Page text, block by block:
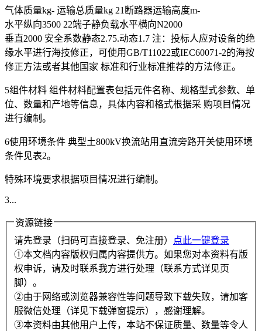
气体质量kg- 运输总质量kg 21断路器运输高度m-
水平纵向3500 22端子静负载水平横向N2000
垂直2000 安全系数静态2.75.动态1.7 注：投标人应对设备的绝
缘水平进行海技修正，可使用GB/T11022或IEC60071-2的海按
修正方法或者其他国家 标准和行业标准推荐的方法修正。
5组件材料 组件材料配置表包括元件名称、规格型式参数、单
位、数量和产地等信息，具体内容和格式根据采 购项目情况
进行编制。
6使用环境条件 典型土800kV换流站用直流旁路开关使用环境
条件见表2。
特殊环境要求根据项目情况进行编制。
3...
资源链接
请先登录（扫码可直接登录、免注册）
点此一键登录
①本文档内容版权归属内容提供方。如果您对本资料有版
权申诉，请及时联系我方进行处理（联系方式详见页
脚）。
②由于网络或浏览器兼容性等问题导致下载失败，请加客
服微信处理（详见下载弹窗提示），感谢理解。
③本资料由其他用户上传，本站不保证质量、数量等令人